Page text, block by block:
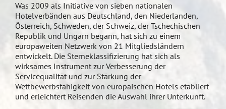
Was 2009 als Initiative von sieben nationalen
Hotelverbänden aus Deutschland, den Niederlanden,
Österreich, Schweden, der Schweiz, der Tschechischen
Republik und Ungarn begann, hat sich zu einem
europaweiten Netzwerk von 21 Mitgliedsländern
entwickelt. Die Sterneklassifizierung hat sich als
wirksames Instrument zur Verbesserung der
Servicequalität und zur Stärkung der
Wettbewerbsfähigkeit von europäischen Hotels etabliert
und erleichtert Reisenden die Auswahl ihrer Unterkunft.